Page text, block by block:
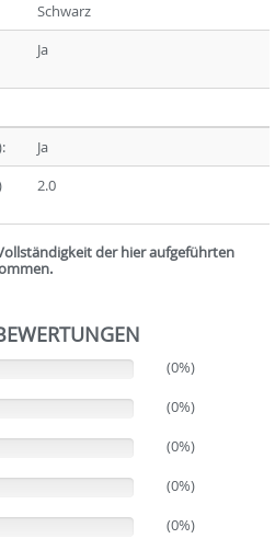
Schwarz
Ja
Ja
2.0
der hier aufgeführten
(0%)
(0%)
(0%)
(0%)
(0%)